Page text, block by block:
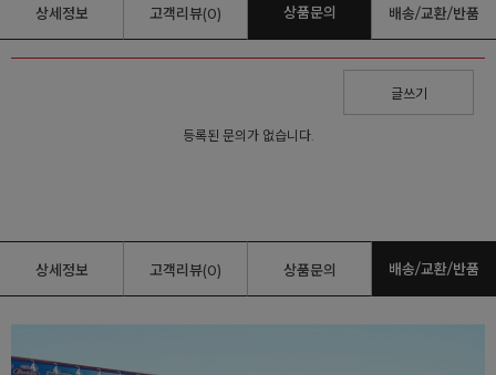
상세정보 고객리뷰(0) 상품문의 배송/교환/반품
글쓰기
등록된 문의가 없습니다.
상세정보 고객리뷰(0) 상품문의 배송/교환/반품